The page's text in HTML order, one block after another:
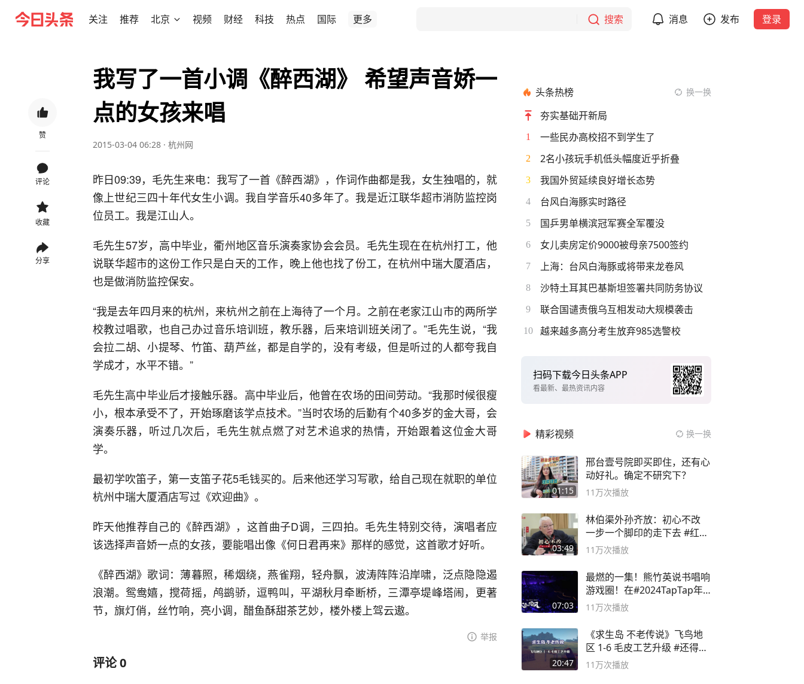
关注 推荐 北京 视频 财经 科技 热点 国际 更多 搜索 消息 发布 登录
赞
评论
收藏
分享
我写了一首小调《醉西湖》 希望声音娇一
点的女孩来唱
2015-03-04 06:28 · 杭州网
昨日09:39，毛先生来电：我写了一首《醉西湖》，作词作曲都是我，女生独唱的，就
像上世纪三四十年代女生小调。我自学音乐40多年了。我是近江联华超市消防监控岗
位员工。我是江山人。
毛先生57岁，高中毕业，衢州地区音乐演奏家协会会员。毛先生现在在杭州打工，他
说联华超市的这份工作只是白天的工作，晚上他也找了份工，在杭州中瑞大厦酒店，
也是做消防监控保安。
“我是去年四月来的杭州，来杭州之前在上海待了一个月。之前在老家江山市的两所学
校教过唱歌，也自己办过音乐培训班，教乐器，后来培训班关闭了。”毛先生说，“我
会拉二胡、小提琴、竹笛、葫芦丝，都是自学的，没有考级，但是听过的人都夸我自
学成才，水平不错。”
毛先生高中毕业后才接触乐器。高中毕业后，他曾在农场的田间劳动。“我那时候很瘦
小，根本承受不了，开始琢磨该学点技术。”当时农场的后勤有个40多岁的金大哥，会
演奏乐器，听过几次后，毛先生就点燃了对艺术追求的热情，开始跟着这位金大哥
学。
最初学吹笛子，第一支笛子花5毛钱买的。后来他还学习写歌，给自己现在就职的单位
杭州中瑞大厦酒店写过《欢迎曲》。
昨天他推荐自己的《醉西湖》，这首曲子D调，三四拍。毛先生特别交待，演唱者应
该选择声音娇一点的女孩，要能唱出像《何日君再来》那样的感觉，这首歌才好听。
《醉西湖》歌词：薄暮照，稀烟绕，燕雀翔，轻舟飘，波涛阵阵沿岸啸，泛点隐隐遏
浪潮。鸳鸯嬉，搅荷摇，鸬鹚骄，逗鸭叫，平湖秋月牵断桥，三潭亭堤峰塔闹，更著
节，旗灯俏，丝竹响，亮小调，醋鱼酥甜茶艺妙，楼外楼上驾云遨。
举报
评论0
头条热榜 换一换
夯实基础开新局
1 一些民办高校招不到学生了
2 2名小孩玩手机低头幅度近乎折叠
3 我国外贸延续良好增长态势
4 台风白海豚实时路径
5 国乒男单横滨冠军赛全军覆没
6 女儿卖房定价9000被母亲7500签约
7 上海：台风白海豚或将带来龙卷风
8 沙特土耳其巴基斯坦签署共同防务协议
9 联合国谴责俄乌互相发动大规模袭击
10 越来越多高分考生放弃985选警校
扫码下载今日头条APP
看最新、最热资讯内容
精彩视频 换一换
01:15
邢台壹号院即买即住，还有心
动好礼。确定不研究下？
11万次播放
03:49
林伯渠外孙齐放：初心不改
一步一个脚印的走下去 #红船
论坛
11万次播放
07:03
最燃的一集！熊竹英说书唱响
游戏圈！在#2024TapTap年
度游戏大赏
11万次播放
20:47
《求生岛 不老传说》飞鸟地
区 1-6 毛皮工艺升级 #还得是
主机大作
11万次播放